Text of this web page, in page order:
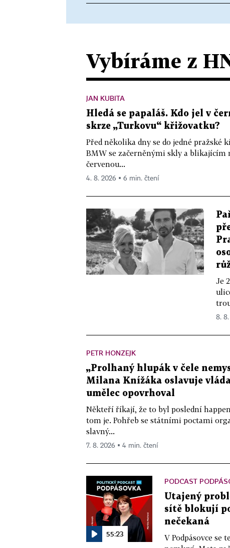
Vybíráme z
JAN KUBITA
Hledá se papaláš. Kdo jel v
skrze „Turkovu“ křižovatku?
Před několika dny se do jedné
BMW se začerněnými skly a blikajícím
červenou...
4. 8. 2026 ▪ 6 min. čtení
Je
8.
PETR HONZEJK
„Prolhaný hlupák v čele
Milana Knížáka oslavuje
umělec opovrhoval
Někteří říkají, že to byl poslední
tom je. Pohřeb se státními poctami
slavný...
7. 8. 2026 ▪ 4 min. čtení
55:23
PODCAST
Utajený
sítě blokují
nečekaná
V Podpásovce se